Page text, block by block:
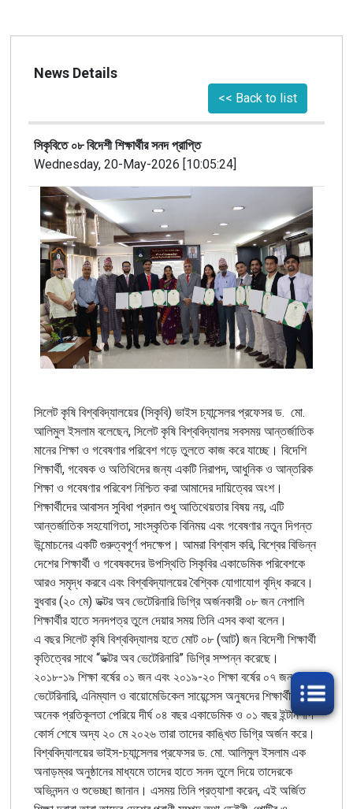
News Details
<< Back to list
সিকৃবিতে ০৮ বিদেশী শিক্ষার্থীর সনদ প্রাপ্তি
Wednesday, 20-May-2026 [10:05:24]
সিলেট কৃষি বিশ্ববিদ্যালয়ের (সিকৃবি) ভাইস চ্যান্সেলর প্রফেসর ড. মো.
আলিমুল ইসলাম বলেছেন, সিলেট কৃষি বিশ্ববিদ্যালয় সবসময় আন্তর্জাতিক
মানের শিক্ষা ও গবেষণার পরিবেশ গড়ে তুলতে কাজ করে যাচ্ছে। বিদেশি
শিক্ষার্থী, গবেষক ও অতিথিদের জন্য একটি নিরাপদ, আধুনিক ও আন্তরিক
শিক্ষা ও গবেষণার পরিবেশ নিশ্চিত করা আমাদের দায়িত্বের অংশ।
শিক্ষার্থীদের আবাসন সুবিধা প্রদান শুধু আতিথেয়তার বিষয় নয়, এটি
আন্তর্জাতিক সহযোগিতা, সাংস্কৃতিক বিনিময় এবং গবেষণার নতুন দিগন্ত
উন্মোচনের একটি গুরুত্বপূর্ণ পদক্ষেপ। আমরা বিশ্বাস করি, বিশ্বের বিভিন্ন
দেশের শিক্ষার্থী ও গবেষকদের উপস্থিতি সিকৃবির একাডেমিক পরিবেশকে
আরও সমৃদ্ধ করবে এবং বিশ্ববিদ্যালয়ের বৈশ্বিক যোগাযোগ বৃদ্ধি করবে।
বুধবার (২০ মে) ডক্টর অব ভেটেরিনারি ডিগ্রি অর্জনকারী ০৮ জন নেপালি
শিক্ষার্থীর হাতে সনদপত্র তুলে দেয়ার সময় তিনি এসব কথা বলেন।
এ বছর সিলেট কৃষি বিশ্ববিদ্যালয় হতে মোট ০৮ (আট) জন বিদেশী শিক্ষার্থী
কৃতিত্বের সাথে “ডক্টর অব ভেটেরিনারি” ডিগ্রি সম্পন্ন করেছে।
২০১৮-১৯ শিক্ষা বর্ষের ০১ জন এবং ২০১৯-২০ শিক্ষা বর্ষের ০৭ জন
ভেটেরিনারি, এনিম্যাল ও বায়োমেডিকেল সায়েন্সেস অনুষদের শিক্ষার্থী ছিল।
অনেক প্রতিকূলতা পেরিয়ে দীর্ঘ ০৪ বছর একাডেমিক ও ০১ বছর ইন্টার্নশীপ
কোর্স শেষে অদ্য ২০ মে ২০২৬ তারা তাদের কাঙ্খিত ডিগ্রি অর্জন করে।
বিশ্ববিদ্যালয়ের ভাইস-চ্যান্সেলর প্রফেসর ড. মো. আলিমুল ইসলাম এক
অনাড়ম্বর অনুষ্ঠানের মাধ্যমে তাদের হাতে সনদ তুলে দিয়ে তাদেরকে
অভিনন্দন ও শুভেচ্ছা জানান। এসময় তিনি প্রত্যাশা করেন, এই অর্জিত